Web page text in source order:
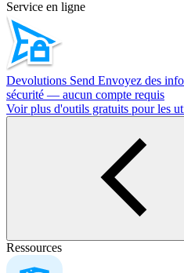
Service en ligne
Devolutions Send Envoyez des
sécurité — aucun compte requis
Voir plus d'outils gratuits pour les
Ressources